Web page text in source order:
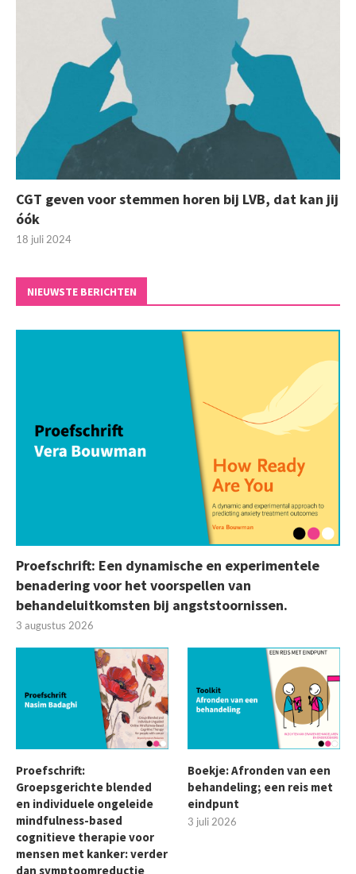
CGT geven voor stemmen horen bij LVB, dat kan jij
óók
18 juli 2024
NIEUWSTE BERICHTEN
Proefschrift: Een dynamische en experimentele
benadering voor het voorspellen van
behandeluitkomsten bij angststoornissen.
3 augustus 2026
Proefschrift:
Groepsgerichte blended
en individuele ongeleide
mindfulness-based
cognitieve therapie voor
mensen met kanker: verder
dan symptoomreductie
Boekje: Afronden van een
behandeling; een reis met
eindpunt
3 juli 2026